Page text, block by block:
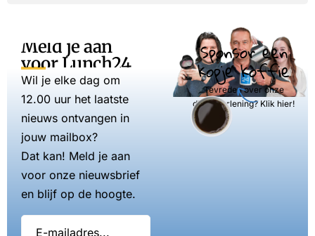
Meld je aan
voor Lunch24
Wil je elke dag om
12.00 uur het laatste
nieuws ontvangen in
jouw mailbox?
Dat kan! Meld je aan
voor onze nieuwsbrief
en blijf op de hoogte.
Sponsor een
kopje koffie
Tevreden over onze
dienstverlening? Klik hier!